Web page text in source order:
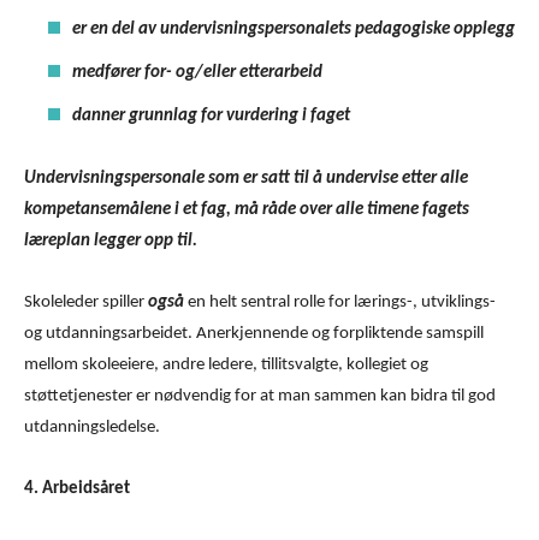
er en del av undervisningspersonalets pedagogiske opplegg
medfører for- og/eller etterarbeid
danner grunnlag for vurdering i faget
Undervisningspersonale som er satt til å undervise etter alle
kompetansemålene i et fag, må råde over alle timene fagets
læreplan legger opp til.
Skoleleder spiller også en helt sentral rolle for lærings-, utviklings-
og utdanningsarbeidet. Anerkjennende og forpliktende samspill
mellom skoleeiere, andre ledere, tillitsvalgte, kollegiet og
støttetjenester er nødvendig for at man sammen kan bidra til god
utdanningsledelse.
4. Arbeidsåret